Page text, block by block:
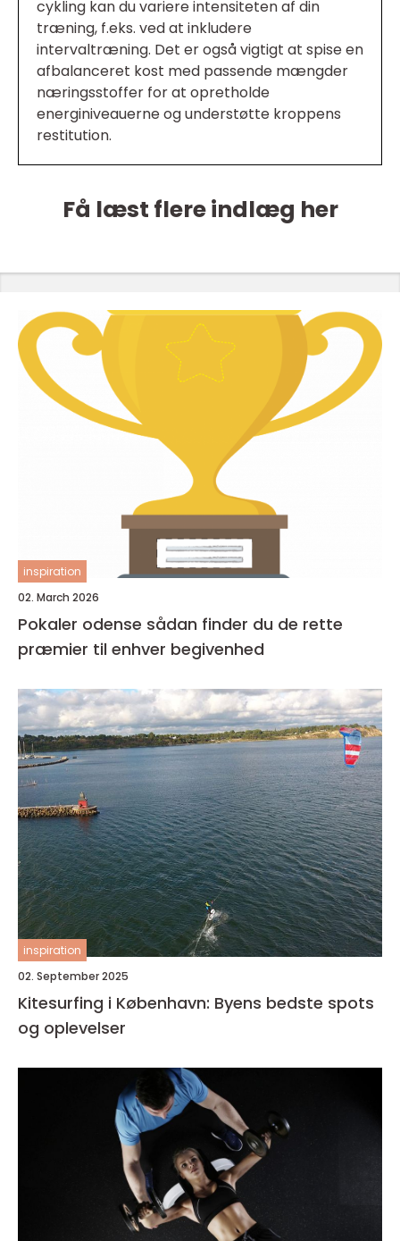
cykling kan du variere intensiteten af din
træning, f.eks. ved at inkludere
intervaltræning. Det er også vigtigt at spise en
afbalanceret kost med passende mængder
næringsstoffer for at opretholde
energiniveauerne og understøtte kroppens
restitution.
Få læst flere indlæg her
inspiration
02. March 2026
Pokaler odense sådan finder du de rette
præmier til enhver begivenhed
inspiration
02. September 2025
Kitesurfing i København: Byens bedste spots
og oplevelser